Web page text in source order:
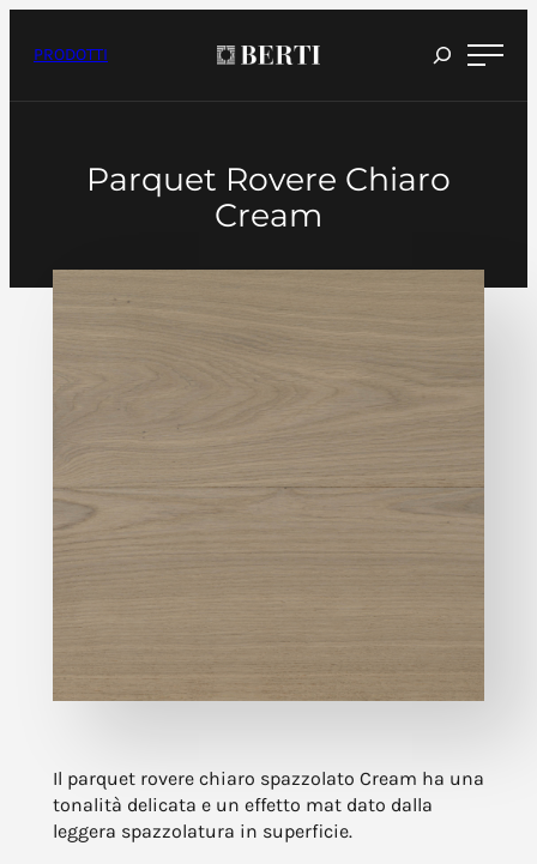
Vai
contenuto
PRODOTTI
Parquet Rovere Chiaro
Cream
Il parquet rovere chiaro spazzolato Cream ha una
tonalità delicata e un effetto mat dato dalla
leggera spazzolatura in superficie.